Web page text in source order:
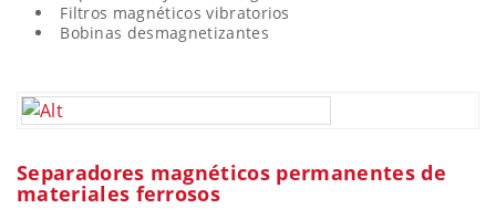
Filtros magnéticos vibratorios
Bobinas desmagnetizantes
Separadores magnéticos permanentes de
materiales ferrosos